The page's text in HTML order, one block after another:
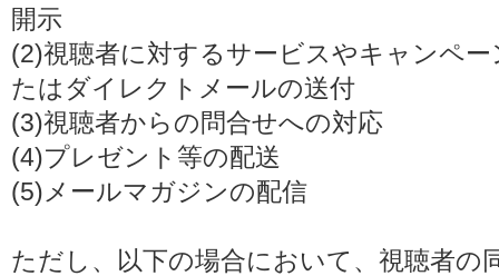
開示
(2)視聴者に対するサービスやキャンペ
たはダイレクトメールの送付
(3)視聴者からの問合せへの対応
(4)プレゼント等の配送
(5)メールマガジンの配信
ただし、以下の場合において、視聴者の